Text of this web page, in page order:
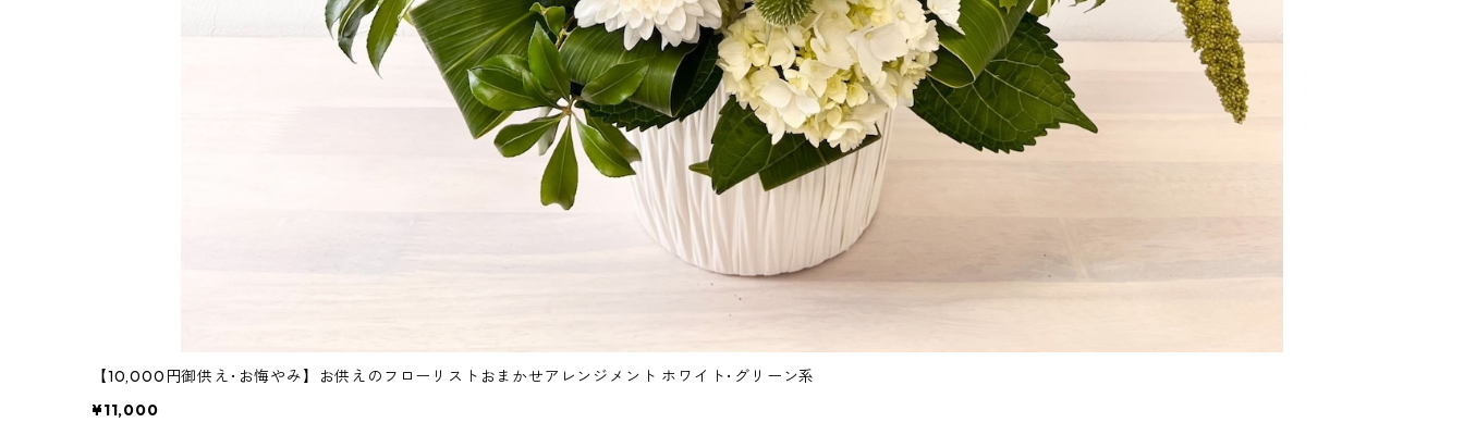
【10,000円御供え･お悔やみ】お供えのフローリストおまかせアレンジメント ホワイト･グリーン系
¥11,000